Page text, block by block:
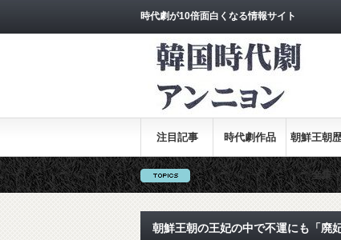
時代劇が10倍面白くなる情報サイト
注目記事 時代劇作品 朝鮮王朝
全集
朝鮮王朝の王妃の中で不運にも「廃